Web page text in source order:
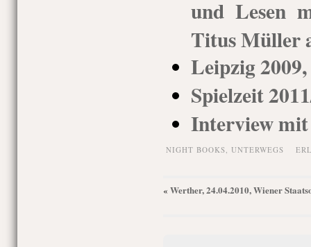
und Lesen
Titus Müller
Leipzig
Spielzeit
Interview
NIGHT BOOKS, UNTERWEGS
« Werther, 24.04.2010, Wiener